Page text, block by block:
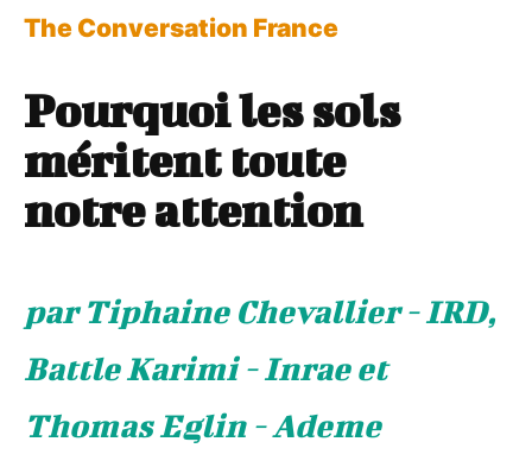
The Conversation France
Pourquoi les sols
méritent toute
notre attention
par Tiphaine Chevallier - IRD,
Battle Karimi - Inrae et
Thomas Eglin - Ademe